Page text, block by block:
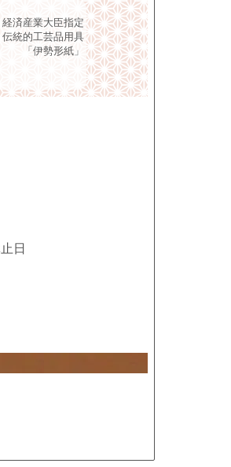
経済産業大臣指定
伝統的工芸品用具
「伊勢形紙」
日